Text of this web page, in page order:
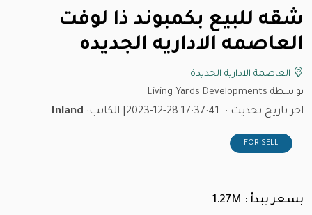
شقه للبيع بكمبوند ذا لوفت
العاصمه الاداريه الجديده
العاصمة الادارية الجديدة
بواسطة Living Yards Developments
اخر تاريخ تحديث : 2023-12-28 17:37:41 | الكاتب: Inland
FOR SELL
بسعر يبدأ : 1.27M